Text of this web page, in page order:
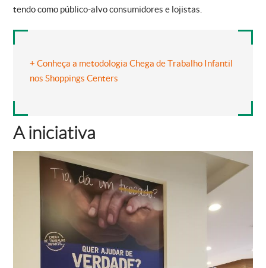
tendo como público-alvo consumidores e lojistas.
+ Conheça a metodologia Chega de Trabalho Infantil
nos Shoppings Centers
A iniciativa